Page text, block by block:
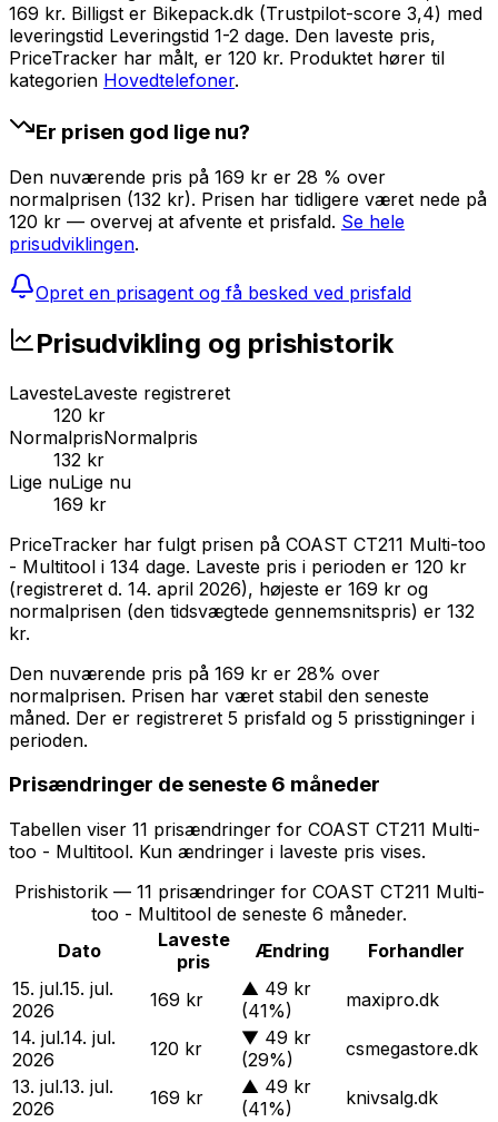
169 kr. Billigst er Bikepack.dk (Trustpilot-score 3,4) med
leveringstid Leveringstid 1-2 dage. Den laveste pris,
PriceTracker har målt, er 120 kr. Produktet hører til
kategorien Hovedtelefoner.
Er prisen god lige nu?
Den nuværende pris på 169 kr er 28 % over
normalprisen (132 kr). Prisen har tidligere været nede på
120 kr — overvej at afvente et prisfald. Se hele
prisudviklingen.
Opret en prisagent og få besked ved prisfald
Prisudvikling og prishistorik
LavesteLaveste registreret
120 kr
NormalprisNormalpris
132 kr
Lige nuLige nu
169 kr
PriceTracker har fulgt prisen på COAST CT211 Multi-too
- Multitool i 134 dage. Laveste pris i perioden er 120 kr
(registreret d. 14. april 2026), højeste er 169 kr og
normalprisen (den tidsvægtede gennemsnitspris) er 132
kr.
Den nuværende pris på 169 kr er 28% over
normalprisen. Prisen har været stabil den seneste
måned. Der er registreret 5 prisfald og 5 prisstigninger i
perioden.
Prisændringer de seneste 6 måneder
Tabellen viser 11 prisændringer for COAST CT211 Multi-
too - Multitool. Kun ændringer i laveste pris vises.
Prishistorik — 11 prisændringer for COAST CT211 Multi-
too - Multitool de seneste 6 måneder.
Dato
Laveste
pris
Ændring
Forhandler
15. jul.15. jul.
2026
169 kr ▲ 49 kr
(41%)
maxipro.dk
14. jul.14. jul.
2026
120 kr ▼ 49 kr
(29%)
csmegastore.dk
13. jul.13. jul.
2026
169 kr ▲ 49 kr
(41%)
knivsalg.dk